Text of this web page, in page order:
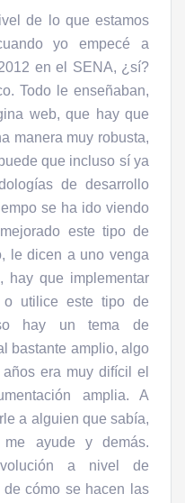
de lo que estamos
yo empecé a
en el SENA, ¿sí?
Todo le enseñaban,
web, que hay que
manera muy robusta,
que incluso sí ya
de desarrollo
se ha ido viendo
este tipo de
le dicen a uno venga
hay que implementar
o utilice este tipo de
hay un tema de
bastante amplio, algo
era muy difícil el
amplia. A
a alguien que sabía,
ayude y demás.
a nivel de
cómo se hacen las